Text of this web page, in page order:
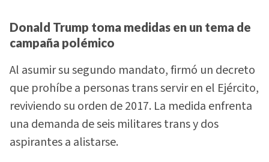
Donald Trump toma medidas en un tema de
campaña polémico
Al asumir su segundo mandato, firmó un decreto
que prohíbe a personas trans servir en el Ejército,
reviviendo su orden de 2017. La medida enfrenta
una demanda de seis militares trans y dos
aspirantes a alistarse.